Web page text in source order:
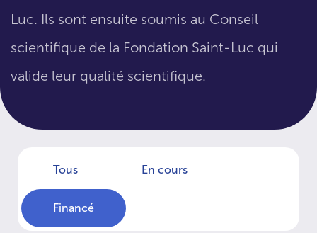
Luc. Ils sont ensuite soumis au Conseil
scientifique de la Fondation Saint-Luc qui
valide leur qualité scientifique.
Tous En cours
Financé